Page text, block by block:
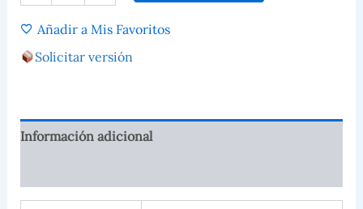
Añadir a Mis Favoritos
Solicitar versión
Información adicional